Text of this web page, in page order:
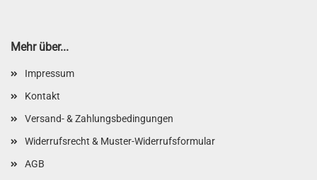
Mehr über...
Impressum
Kontakt
Versand- & Zahlungsbedingungen
Widerrufsrecht & Muster-Widerrufsformular
AGB